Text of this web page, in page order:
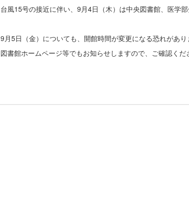
台風15号の接近に伴い、9月4日（木）は中央図書館、医学
9月5日（金）についても、開館時間が変更になる恐れがあり
図書館ホームページ等でもお知らせしますので、ご確認くだ